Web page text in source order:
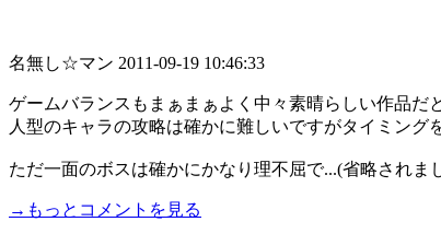
名無し☆マン 2011-09-19 10:46:33
ゲームバランスもまぁまぁよく中々素晴らしい作品だ
人型のキャラの攻略は確かに難しいですがタイミング
ただ一面のボスは確かにかなり理不屈で...(省略されま
→もっとコメントを見る